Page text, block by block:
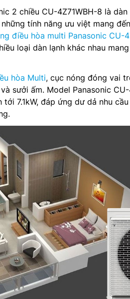
2 chiều CU-4Z71WBH-8 là
tính năng ưu việt mang
điều hòa multi Panasonic CU-
loại dàn lạnh khác nhau
hòa Multi, cục nóng đóng vai
sưởi ấm. Model Panasonic
tới 7.1kW, đáp ứng dư dả nhu